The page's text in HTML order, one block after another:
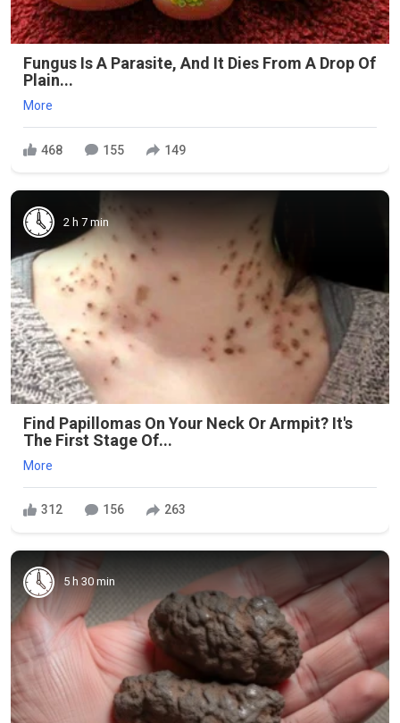
Fungus Is A Parasite, And It Dies From A Drop Of
Plain...
More
468 155 149
2 h 7 min
Find Papillomas On Your Neck Or Armpit? It's
The First Stage Of...
More
312 156 263
5 h 30 min